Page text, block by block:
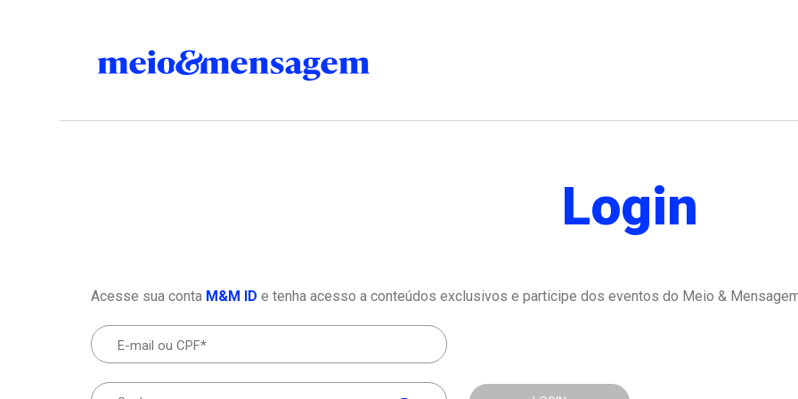
Login
Acesse sua conta M&M ID e tenha acesso a conteúdos exclusivos e participe dos eventos do Meio &